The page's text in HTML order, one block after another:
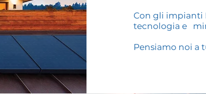
Con gli impianti
tecnologia e
Pensiamo noi a